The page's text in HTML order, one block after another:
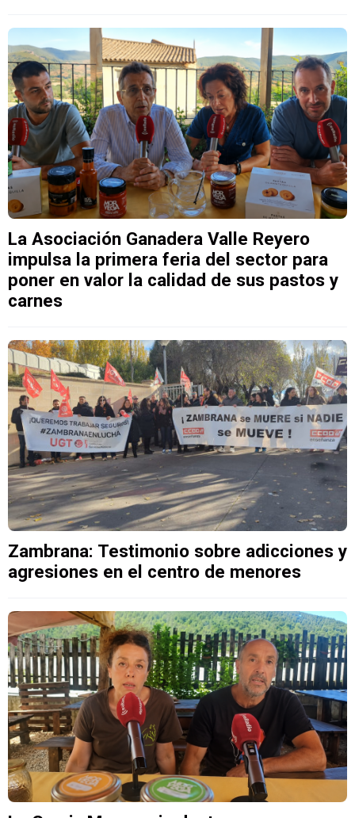
La Asociación Ganadera Valle Reyero
impulsa la primera feria del sector para
poner en valor la calidad de sus pastos y
carnes
Zambrana: Testimonio sobre adicciones y
agresiones en el centro de menores